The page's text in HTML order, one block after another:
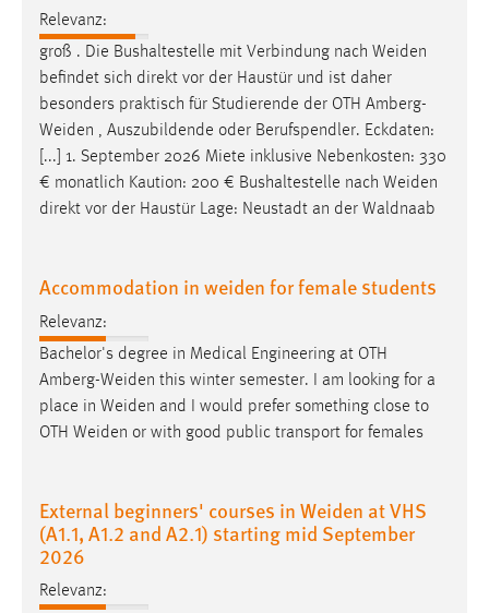
Relevanz:
groß . Die Bushaltestelle mit Verbindung nach Weiden
befindet sich direkt vor der Haustür und ist daher
besonders praktisch für Studierende der OTH Amberg-
Weiden , Auszubildende oder Berufspendler. Eckdaten:
[...] 1. September 2026 Miete inklusive Nebenkosten: 330
€ monatlich Kaution: 200 € Bushaltestelle nach Weiden
direkt vor der Haustür Lage: Neustadt an der Waldnaab
Accommodation in weiden for female students
Relevanz:
Bachelor's degree in Medical Engineering at OTH
Amberg-Weiden this winter semester. I am looking for a
place in Weiden and I would prefer something close to
OTH Weiden or with good public transport for females
External beginners' courses in Weiden at VHS
(A1.1, A1.2 and A2.1) starting mid September
2026
Relevanz:
Cookie Laufzeit:
30 Tage
Chat
Name:
Cookie Laufzeit:
MibewSessionID, mibew-chat-frame-style-
5e9dbeb1811c0446 = Sitzungslaufzeit, mibew_locale = 3
Login
Zweck:
Dieser Cookie ist notwendig um sich an der Website
einloggen zu können.